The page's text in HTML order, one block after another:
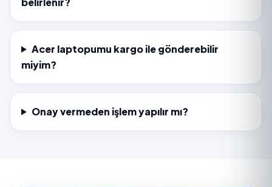
Acer laptopumu kargo ile gönderebilir
miyim?
Onay vermeden işlem yapılır mı?